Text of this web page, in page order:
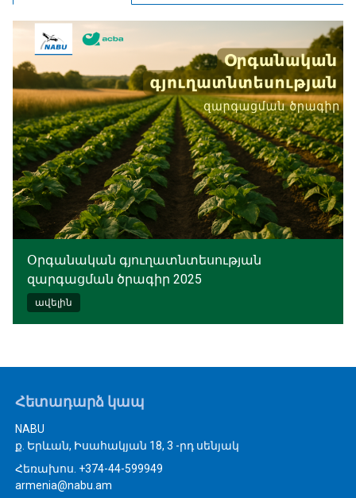
Օրգանական գյուղատնտեսության
զարգացման ծրագիր 2025
ավելին
Հետադարձ կապ
NABU
ք. Երևան, Իսահակյան 18, 3 -րդ սենյակ
Հեռախոս. +374-44-599949
armenia@nabu.am